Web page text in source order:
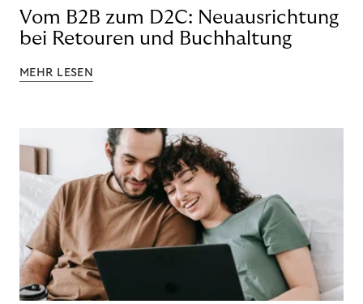
Vom B2B zum D2C: Neuausrichtung
bei Retouren und Buchhaltung
MEHR LESEN